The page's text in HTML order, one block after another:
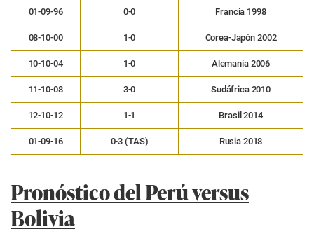
01-09-96 0-0 Francia 1998
08-10-00 1-0 Corea-Japón 2002
10-10-04 1-0 Alemania 2006
11-10-08 3-0 Sudáfrica 2010
12-10-12 1-1 Brasil 2014
01-09-16 0-3 (TAS) Rusia 2018
Pronóstico del Perú versus
Bolivia